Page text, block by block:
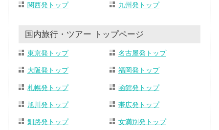
関西発トップ 九州発トップ
国内旅行・ツアー トップページ
東京発トップ 名古屋発トップ
大阪発トップ 福岡発トップ
札幌発トップ 函館発トップ
旭川発トップ 帯広発トップ
釧路発トップ 女満別発トップ